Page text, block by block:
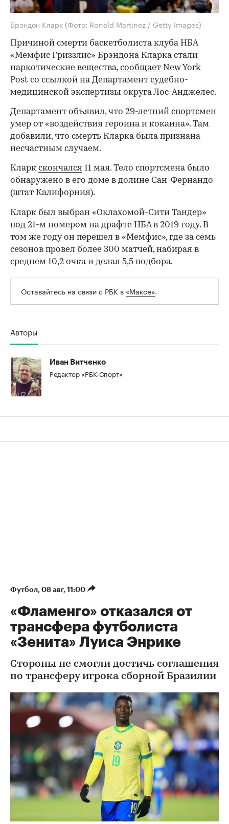
Брэндон Кларк (Фото: Ronald Martinez / Getty Images)
Причиной смерти баскетболиста клуба НБА
«Мемфис Гриззлис» Брэндона Кларка стали
наркотические вещества,сообщает New York
Post со ссылкой на Департамент судебно-
медицинской экспертизы округа Лос-Анджелес.
Департамент объявил, что 29-летний спортсмен
умер от «воздействия героина и кокаина». Там
добавили, что смерть Кларка была признана
несчастным случаем.
Кларк скончался 11 мая. Тело спортсмена было
обнаружено в его доме в долине Сан-Фернандо
(штат Калифорния).
Кларк был выбран «Оклахомой-Сити Тандер»
под 21-м номером на драфте НБА в 2019 году. В
том же году он перешел в «Мемфис», где за семь
сезонов провел более 300 матчей, набирая в
среднем 10,2 очка и делая 5,5 подбора.
Оставайтесь на связи с РБК в «Максе».
Авторы
Иван Витченко
Редактор «РБК-Спорт»
Футбол⁠, 08 авг, 11:00
«Фламенго» отказался от
трансфера футболиста
«Зенита» Луиса Энрике
Стороны не смогли достичь соглашения
по трансферу игрока сборной Бразилии